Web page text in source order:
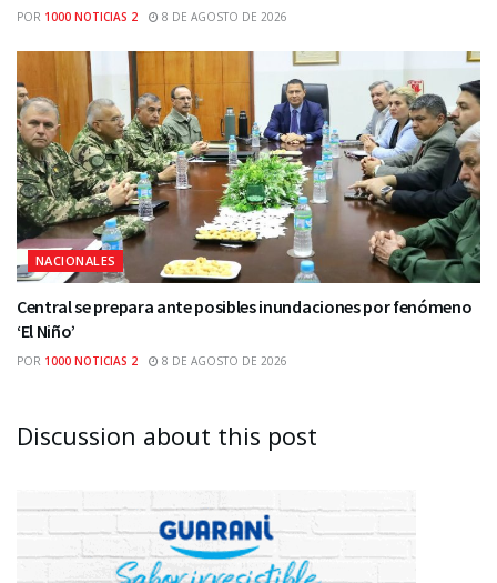
POR 1000 NOTICIAS 2 8 DE AGOSTO DE 2026
NACIONALES
Central se prepara ante posibles inundaciones por fenómeno
‘El Niño’
POR 1000 NOTICIAS 2 8 DE AGOSTO DE 2026
Discussion about this post